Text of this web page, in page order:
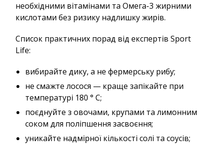
необхідними вітамінами та Омега-3 жирними
кислотами без ризику надлишку жирів.
Список практичних порад від експертів Sport
Life:
вибирайте дику, а не фермерську рибу;
не смажте лосося — краще запікайте при
температурі 180 ° C;
поєднуйте з овочами, крупами та лимонним
соком для поліпшення засвоєння;
уникайте надмірної кількості солі та соусів;